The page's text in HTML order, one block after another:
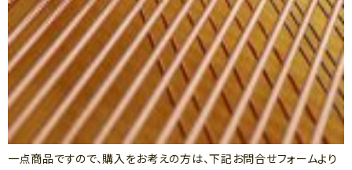
一点商品ですので、購入をお考えの方は、下記お問合せフォームより